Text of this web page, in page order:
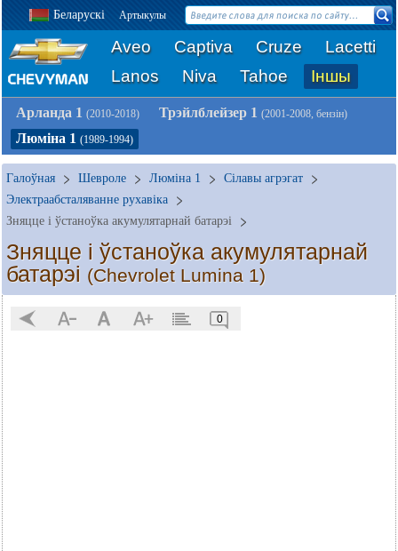
Беларускі Артыкулы
Aveo Captiva Cruze
Lacetti
Lanos
Niva Tahoe Іншы
Арланда 1 (2010-2018) Трэйлблейзер 1 (2001-2008, бензін)
Люміна 1 (1989-1994)
Галоўная Шевроле Люміна 1
Сілавы агрэгат
Электраабсталяванне рухавіка
Зняцце і ўстаноўка акумулятарнай батарэі
Зняцце і ўстаноўка акумулятарнай
батарэі (Chevrolet Lumina 1)
0